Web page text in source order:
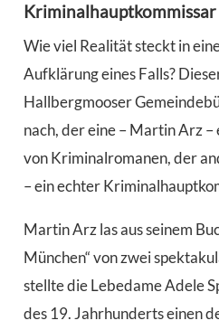
Wie viel Realität steckt in
Aufklärung eines Falls?
Hallbergmooser
nach, der eine – Martin Arz
von Kriminalromanen, der
– ein echter
Martin Arz las aus seinem
München“ von zwei
stellte die Lebedame Adele
des 19. Jahrhunderts einen